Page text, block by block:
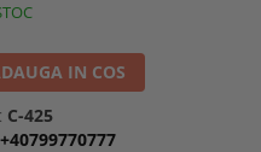
IN COS
C-425
+40799770777